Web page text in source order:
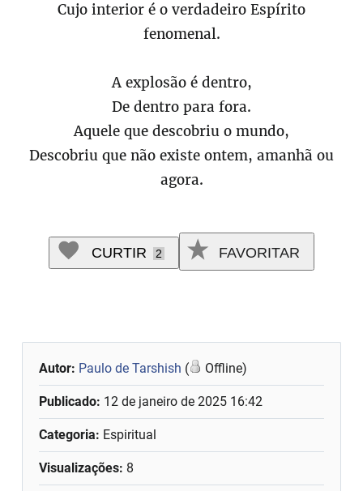
Cujo interior é o verdadeiro Espírito
fenomenal.
A explosão é dentro,
De dentro para fora.
Aquele que descobriu o mundo,
Descobriu que não existe ontem, amanhã ou
agora.
CURTIR 2 FAVORITAR
Autor: Paulo de Tarshish ( Offline)
Publicado: 12 de janeiro de 2025 16:42
Categoria: Espiritual
Visualizações: 8